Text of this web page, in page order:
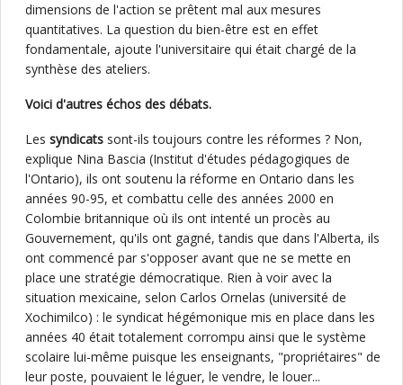
dimensions de l'action se prêtent mal aux mesures
quantitatives. La question du bien-être est en effet
fondamentale, ajoute l'universitaire qui était chargé de la
synthèse des ateliers.
Voici d'autres échos des débats.
Les syndicats sont-ils toujours contre les réformes ? Non,
explique Nina Bascia (Institut d'études pédagogiques de
l'Ontario), ils ont soutenu la réforme en Ontario dans les
années 90-95, et combattu celle des années 2000 en
Colombie britannique où ils ont intenté un procès au
Gouvernement, qu'ils ont gagné, tandis que dans l'Alberta, ils
ont commencé par s'opposer avant que ne se mette en
place une stratégie démocratique. Rien à voir avec la
situation mexicaine, selon Carlos Ornelas (université de
Xochimilco) : le syndicat hégémonique mis en place dans les
années 40 était totalement corrompu ainsi que le système
scolaire lui-même puisque les enseignants, "propriétaires" de
leur poste, pouvaient le léguer, le vendre, le louer...